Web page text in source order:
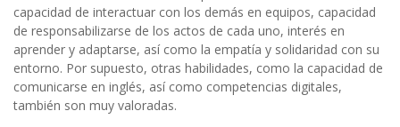
capacidad de interactuar con los demás en equipos, capacidad
de responsabilizarse de los actos de cada uno, interés en
aprender y adaptarse, así como la empatía y solidaridad con su
entorno. Por supuesto, otras habilidades, como la capacidad de
comunicarse en inglés, así como competencias digitales,
también son muy valoradas.